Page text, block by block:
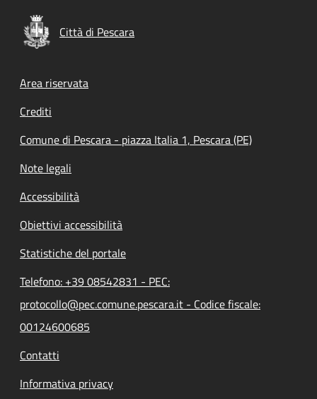
Città di Pescara
Footer menu
Area riservata
Crediti
Comune di Pescara - piazza Italia 1, Pescara (PE)
Note legali
Accessibilità
Obiettivi accessibilità
Statistiche del portale
Telefono: +39 08542831 - PEC:
protocollo@pec.comune.pescara.it - Codice fiscale:
00124600685
Contatti
Informativa privacy